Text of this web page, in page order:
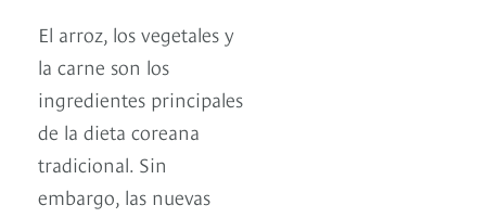
El arroz, los vegetales y
la carne son los
ingredientes principales
de la dieta coreana
tradicional. Sin
embargo, las nuevas